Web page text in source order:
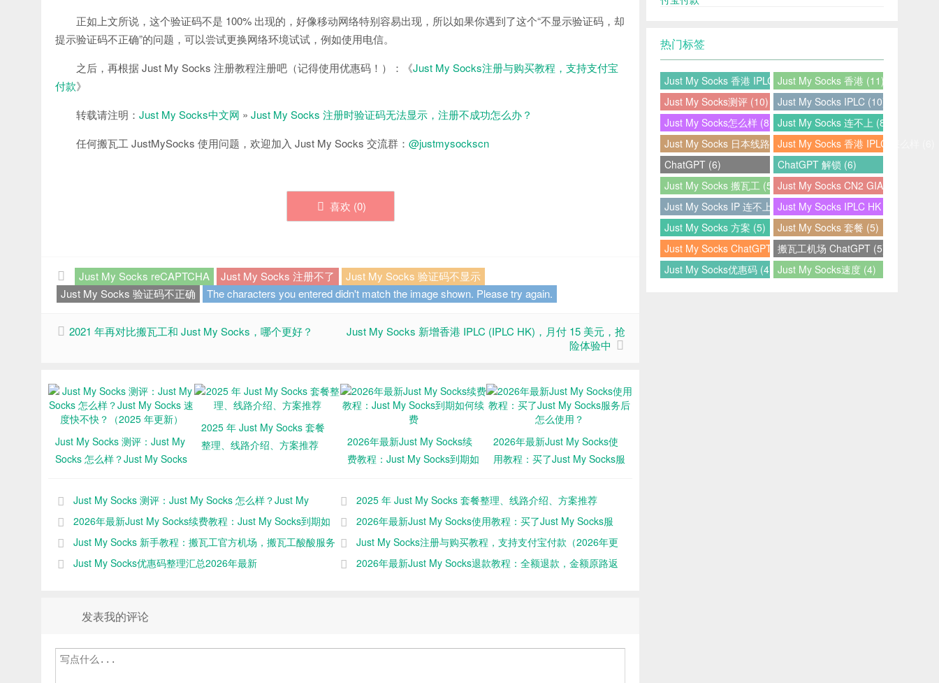
正如上文所说，这个验证码不是 100% 出现的，好像移动网络特别容易出现，所以如果你遇到了这个“不显示验证码，却
提示验证码不正确”的问题，可以尝试更换网络环境试试，例如使用电信。
之后，再根据 Just My Socks 注册教程注册吧（记得使用优惠码！）：《Just My Socks注册与购买教程，支持支付宝
付款》
转载请注明： Just My Socks中文网 » Just My Socks 注册时验证码无法显示，注册不成功怎么办？
任何搬瓦工 JustMySocks 使用问题，欢迎加入 Just My Socks 交流群： @justmysockscn
喜欢 (0)
Just My Socks reCAPTCHA Just My Socks 注册不了
Just My Socks 验证码不显示
Just My Socks 验证码不正确
The characters you entered didn't match the image shown. Please try again.
2021 年再对比搬瓦工和 Just My Socks，哪个更好？
Just My Socks 新增香港 IPLC (IPLC HK)，月付 15 美元，抢
险体验中
Just My Socks 测评：Just My
Socks 怎么样？Just My Socks
2025 年 Just My Socks 套餐
整理、线路介绍、方案推荐
2026年最新Just My Socks续
费教程：Just My Socks到期如
2026年最新Just My Socks使
用教程：买了Just My Socks服
Just My Socks 测评：Just My Socks 怎么样？Just My
Socks 速度快不快？（2025 年更新）
2025 年 Just My Socks 套餐整理、线路介绍、方案推荐
2026年最新Just My Socks续费教程：Just My Socks到期如
何续费
2026年最新Just My Socks使用教程：买了Just My Socks服
务后怎么使用？
Just My Socks 新手教程：搬瓦工官方机场，搬瓦工酸酸服务
（2025 年更新）
Just My Socks注册与购买教程，支持支付宝付款（2026年更
新）
Just My Socks优惠码整理汇总2026年最新
2026年最新Just My Socks退款教程：全额退款，金额原路返
发表我的评论
热门标签
Just My Socks 香港 IPLC (12)Just My Socks 香港 (11)
Just My Socks测评 (10)
Just My Socks IPLC (10)
Just My Socks怎么样 (8) Just My Socks 连不上 (8)
Just My Socks 日本线路 (7)Just My Socks 香港 IPLC 怎么样 (6)
ChatGPT (6)
ChatGPT 解锁 (6)
Just My Socks 搬瓦工 (5) Just My Socks CN2 GIA (5)
Just My Socks IP 连不上 (5)Just My Socks IPLC HK (5)
Just My Socks 方案 (5)
Just My Socks 套餐 (5)
Just My Socks ChatGPT (5)搬瓦工机场 ChatGPT (5)
Just My Socks优惠码 (4) Just My Socks速度 (4)